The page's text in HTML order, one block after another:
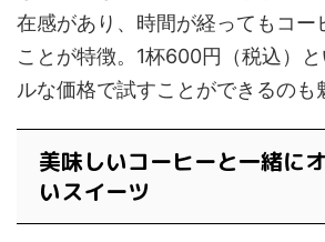
在感があり、時間が経ってもコー
ことが特徴。1杯600円（税込）
ルな価格で試すことができるのも
美味しいコーヒーと一緒に
いスイーツ